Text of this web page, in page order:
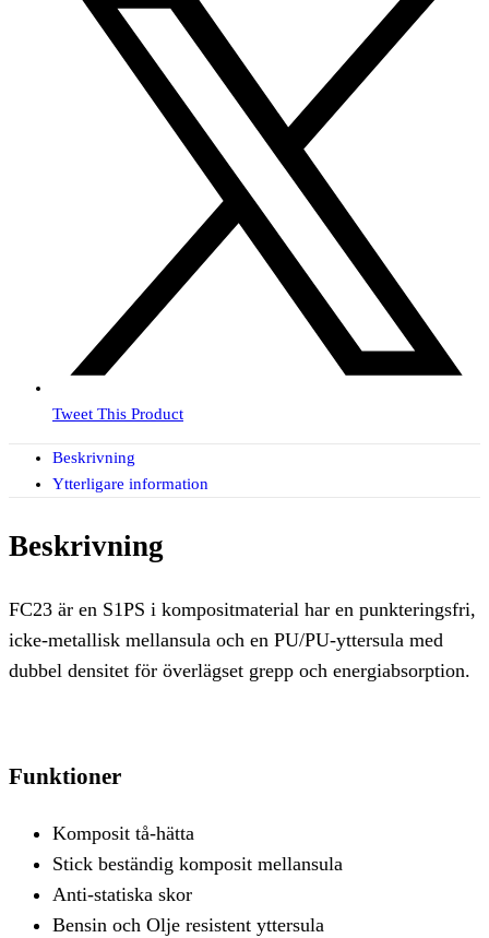
Tweet This Product
Beskrivning
Ytterligare information
Beskrivning
FC23 är en S1PS i kompositmaterial har en punkteringsfri,
icke-metallisk mellansula och en PU/PU-yttersula med
dubbel densitet för överlägset grepp och energiabsorption.
Funktioner
Komposit tå-hätta
Stick beständig komposit mellansula
Anti-statiska skor
Bensin och Olje resistent yttersula